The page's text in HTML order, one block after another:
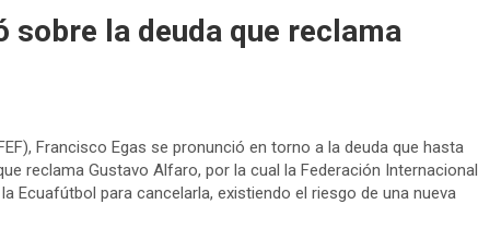
sobre la deuda que reclama
Francisco Egas se pronunció en torno a la deuda que hasta
reclama Gustavo Alfaro, por la cual la Federación Internacional
Ecuafútbol para cancelarla, existiendo el riesgo de una nueva